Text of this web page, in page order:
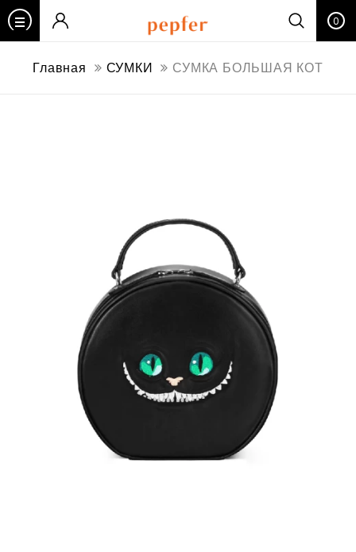
0
Главная СУМКИ СУМКА БОЛЬШАЯ КОТ